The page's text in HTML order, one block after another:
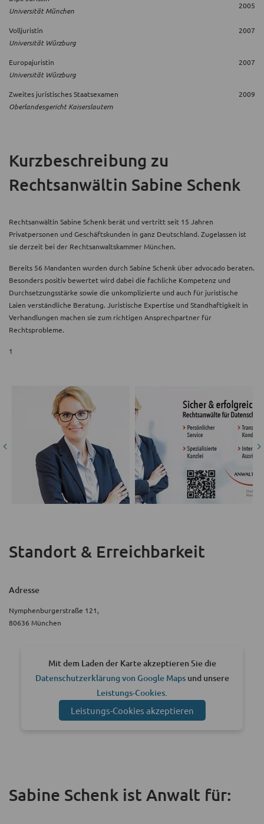
Universität München
2005
Volljuristin
Universität Würzburg
2007
Europajuristin
Universität Würzburg
2007
Zweites juristisches Staatsexamen
Oberlandesgericht Kaiserslautern
2009
Kurzbeschreibung zu
Rechtsanwältin Sabine Schenk
Rechtsanwältin Sabine Schenk berät und vertritt seit 15 Jahren
Privatpersonen und Geschäftskunden in ganz Deutschland. Zugelassen ist
sie derzeit bei der Rechtsanwaltskammer München.
Bereits 56 Mandanten wurden durch Sabine Schenk über advocado beraten.
Besonders positiv bewertet wird dabei die fachliche Kompetenz und
Durchsetzungsstärke sowie die unkomplizierte und auch für juristische
Laien verständliche Beratung. Juristische Expertise und Standhaftigkeit in
Verhandlungen machen sie zum richtigen Ansprechpartner für
Rechtsprobleme.
1
Standort & Erreichbarkeit
Adresse
Nymphenburgerstraße 121,
80636 München
Mit dem Laden der Karte akzeptieren Sie die
Datenschutzerklärung von Google Mapsund unsere
Leistungs-Cookies.
Leistungs-Cookies akzeptieren
Sabine Schenk ist Anwalt für: